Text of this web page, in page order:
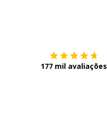
177 mil avaliações